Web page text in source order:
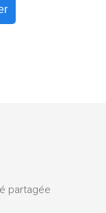
partagée